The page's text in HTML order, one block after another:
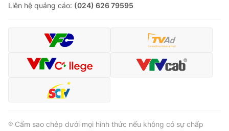
Liên hệ quảng cáo: (024) 626 79595
® Cấm sao chép dưới mọi hình thức nếu không có sự chấp